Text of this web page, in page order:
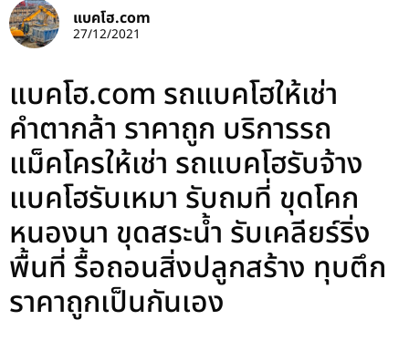
แบคโฮ.com
27/12/2021
แบคโฮ.com รถแบคโฮให้เช่า
คำตากล้า ราคาถูก บริการรถ
แม็คโครให้เช่า รถแบคโฮรับจ้าง
แบคโฮรับเหมา รับถมที่ ขุดโคก
หนองนา ขุดสระน้ำ รับเคลียร์ริ่ง
พื้นที่ รื้อถอนสิ่งปลูกสร้าง ทุบตึก
ราคาถูกเป็นกันเอง